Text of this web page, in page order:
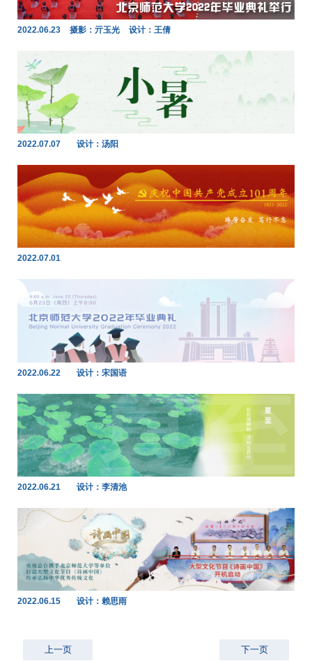
2022.06.23 摄影：亓玉光 设计：王倩
2022.07.07 设计：汤阳
2022.07.01
2022.06.22 设计：宋国语
2022.06.21 设计：李清池
2022.06.15 设计：赖思雨
上一页 下一页